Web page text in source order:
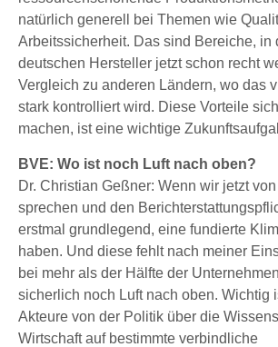
natürlich generell bei Themen wie
Arbeitssicherheit. Das sind Bereiche, in
deutschen Hersteller jetzt schon recht
Vergleich zu anderen Ländern, wo das
stark kontrolliert wird. Diese Vorteile
machen, ist eine wichtige
BVE: Wo ist noch Luft nach oben?
Dr. Christian Geßner: Wenn wir jetzt
sprechen und den
erstmal grundlegend, eine fundierte
haben. Und diese fehlt nach meiner
bei mehr als der Hälfte der
sicherlich noch Luft nach oben. Wichtig
Akteure von der Politik über die
Wirtschaft auf bestimmte verbindliche